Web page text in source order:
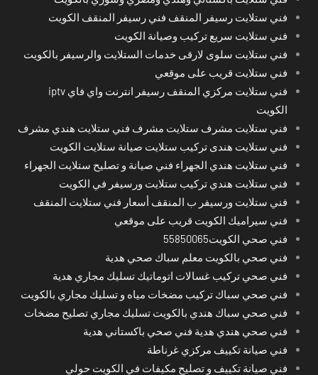
فني ستلايت رسيفر المنقف فني رسيفر المنقف الكويت
فني ستلايت سريع تركيب وصيانة الكويت
فني ستلايت سلوى لارقى خدمات الستلايت والرسيفر بالكويت
فني ستلايت قريب على موقعي
فني ستلايت مركزي المنقف رسيفر انترنت واي فاي iptv
الكويت
فني ستلايت مشرف ستلايت مشرف فني ستلايت هندي مشرف
فني ستلايت هندى تركيب ستلايت صيانة ستلايت الكويت
فني ستلايت هندي الجهراء فني صيانة و تصليح ستلايت الجهراء
فني ستلايت هندي تركيب ستلايت ورسيفر في الكويت
فني ستلايت ورسيفر ب المنقف أسعار فني ستلايت المنقف
فني سيراميك الكويت قريب على موقعي
فني صحي الكويت55850065
فني صحي بالكويت معلم سباك صحي هدية
فني صحي تركيب غسالات اتوماتيك تسليك مجاري هدية
فني صحي سباك تركيب مضخات مياه و تسليك مجاري بالكويت
فني صحي سباك هندي بالكويت تسليك مجاري تصليح مضخات
فني صحي هندي هدية فني صحي باكستاني هدية
فني صيانة تكييف مركزي غرناطة
فني صيانة تكييف و تصليح مكيفات في الكويت حولي